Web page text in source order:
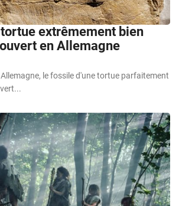
extrêmement bien
en Allemagne
Allemagne, le fossile d'une tortue parfaitement